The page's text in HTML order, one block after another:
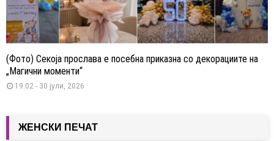
(Фото) Секоја прослава е посебна приказна со декорациите на
„Магични моменти“
19:02 - 30 јули, 2026
ЖЕНСКИ ПЕЧАТ